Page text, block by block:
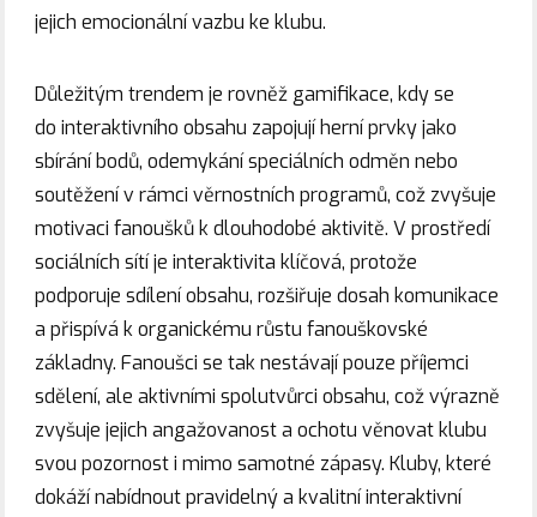
jejich emocionální vazbu ke klubu.
Důležitým trendem je rovněž gamifikace, kdy se
do interaktivního obsahu zapojují herní prvky jako
sbírání bodů, odemykání speciálních odměn nebo
soutěžení v rámci věrnostních programů, což zvyšuje
motivaci fanoušků k dlouhodobé aktivitě. V prostředí
sociálních sítí je interaktivita klíčová, protože
podporuje sdílení obsahu, rozšiřuje dosah komunikace
a přispívá k organickému růstu fanouškovské
základny. Fanoušci se tak nestávají pouze příjemci
sdělení, ale aktivními spolutvůrci obsahu, což výrazně
zvyšuje jejich angažovanost a ochotu věnovat klubu
svou pozornost i mimo samotné zápasy. Kluby, které
dokáží nabídnout pravidelný a kvalitní interaktivní